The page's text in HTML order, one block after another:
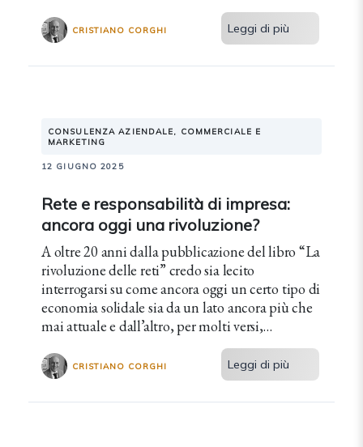
CRISTIANO CORGHI Leggi di più
CONSULENZA AZIENDALE, COMMERCIALE E
MARKETING
12 GIUGNO 2025
Rete e responsabilità di impresa:
ancora oggi una rivoluzione?
A oltre 20 anni dalla pubblicazione del libro “La
rivoluzione delle reti” credo sia lecito
interrogarsi su come ancora oggi un certo tipo di
economia solidale sia da un lato ancora più che
mai attuale e dall’altro, per molti versi,
mantenga un carattere per certi versi utopistico.
CRISTIANO CORGHI Leggi di più